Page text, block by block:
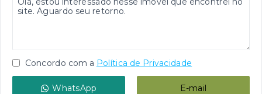
Concordo com a Política de Privacidade
WhatsApp E-mail